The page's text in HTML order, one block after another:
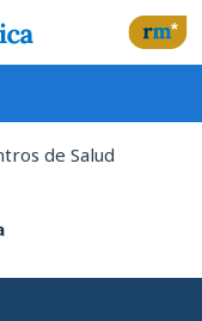
de Salud